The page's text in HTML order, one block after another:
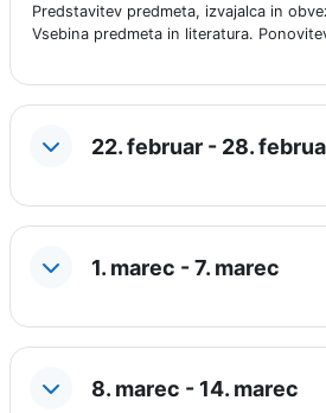
Predstavitev predmeta, izvajalca in
Vsebina predmeta in literatura.
22. februar - 28.
1. marec - 7. marec
8. marec - 14. marec